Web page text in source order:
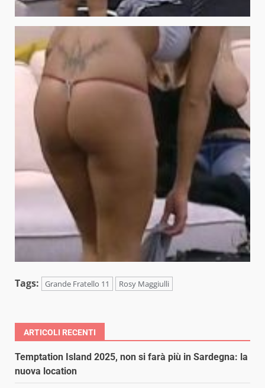
Tags: Grande Fratello 11 Rosy Maggiulli
ARTICOLI RECENTI
Temptation Island 2025, non si farà più in Sardegna: la
nuova location